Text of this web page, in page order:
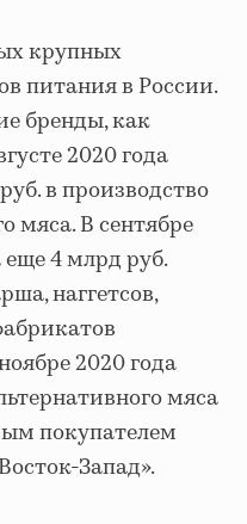
крупных
питания в России.
бренды, как
2020 года
в производство
мяса. В сентябре
еще 4 млрд руб.
наггетсов,
2020 года
мяса
покупателем
Запад».